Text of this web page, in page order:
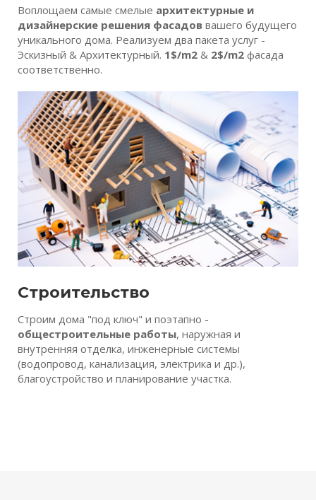
Воплощаем самые смелые архитектурные и
дизайнерские решения фасадов вашего будущего
уникального дома. Реализуем два пакета услуг -
Эскизный & Архитектурный. 1$/m2 & 2$/m2 фасада
соответственно.
Строительство
Строим дома "под ключ" и поэтапно -
общестроительные работы, наружная и
внутренняя отделка, инженерные системы
(водопровод, канализация, электрика и др.),
благоустройство и планирование участка.